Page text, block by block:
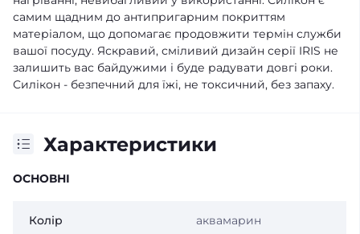
самим щадним до антипригарним покриттям
матеріалом, що допомагає продовжити термін служби
вашої посуду. Яскравий, сміливий дизайн серії IRIS не
залишить вас байдужими і буде радувати довгі роки.
Силікон - безпечний для їжі, не токсичний, без запаху.
Характеристики
ОСНОВНІ
Колір аквамарин